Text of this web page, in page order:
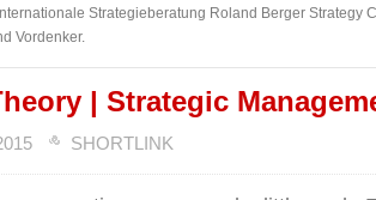
Strategieberatung Roland Berger Strategy
Vordenker.
| Strategic
SHORTLINK